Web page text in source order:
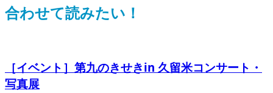
合わせて読みたい！
［イベント］第九のきせきin 久留米コンサート・
写真展